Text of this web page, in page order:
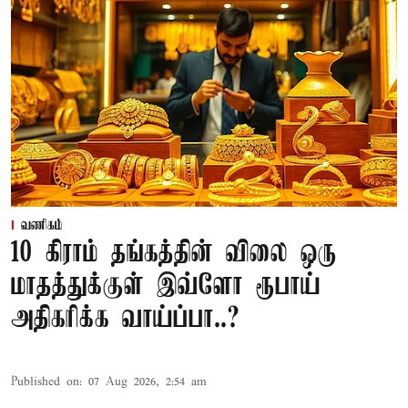
வணிகம்
10 கிராம் தங்கத்தின் விலை ஒரு
மாதத்துக்குள் இவ்ளோ ரூபாய்
அதிகரிக்க வாய்ப்பா..?
Published on: 07 Aug 2026, 2:54 am